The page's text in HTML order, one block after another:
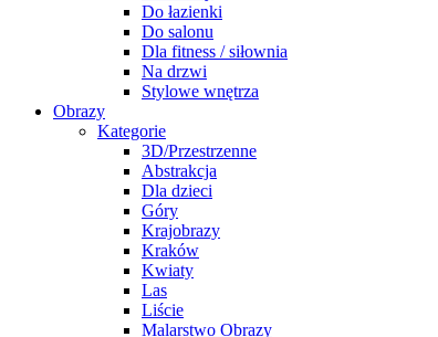
Do łazienki
Do salonu
Dla fitness / siłownia
Na drzwi
Stylowe wnętrza
Obrazy
Kategorie
3D/Przestrzenne
Abstrakcja
Dla dzieci
Góry
Krajobrazy
Kraków
Kwiaty
Las
Liście
Malarstwo Obrazy